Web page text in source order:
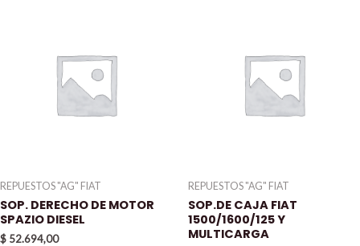
REPUESTOS "AG" FIAT
SOP. DERECHO DE MOTOR
SPAZIO DIESEL
$ 52.694,00
REPUESTOS "AG" FIAT
SOP.DE CAJA FIAT
1500/1600/125 Y
MULTICARGA